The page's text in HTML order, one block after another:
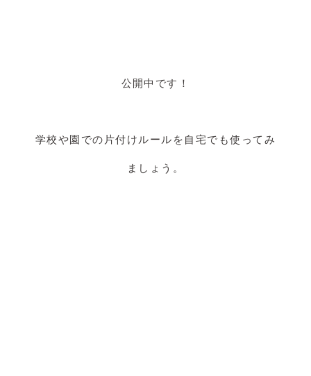
公開中です！
学校や園での片付けルールを自宅でも使ってみ
ましょう。